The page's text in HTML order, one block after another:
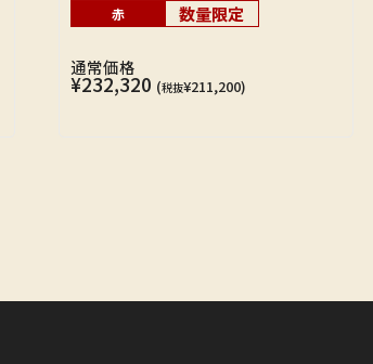
赤 数量限定
通常価格
¥232,320 (税抜¥211,200)